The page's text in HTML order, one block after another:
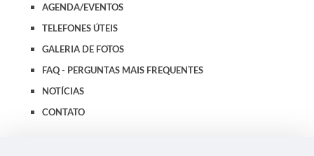
AGENDA/EVENTOS
TELEFONES ÚTEIS
GALERIA DE FOTOS
FAQ - PERGUNTAS MAIS FREQUENTES
NOTÍCIAS
CONTATO